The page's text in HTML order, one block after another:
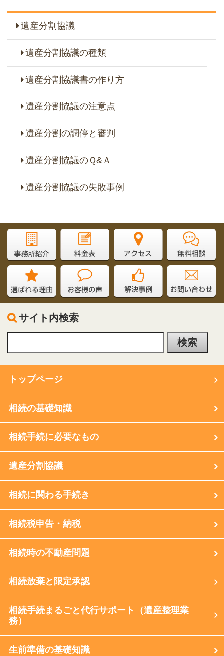
遺産分割協議
遺産分割協議の種類
遺産分割協議書の作り方
遺産分割協議の注意点
遺産分割の調停と審判
遺産分割協議のＱ&Ａ
遺産分割協議の失敗事例
サイト内検索
トップページ
相続の基礎知識
相続手続に必要なもの
遺産分割協議
相続に関わる手続き
相続税申告・納税
相続時の不動産問題
相続放棄と限定承認
相続手続まるごと代行サポート（遺産整理業
務）
生前準備の基礎知識